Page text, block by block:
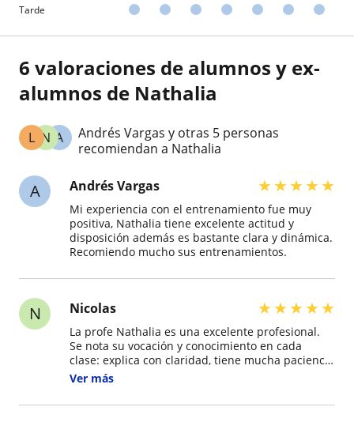
Tarde
6 valoraciones de alumnos y ex-
alumnos de Nathalia
A
N
L
Andrés Vargas y otras 5 personas
recomiendan a Nathalia
A Andrés Vargas ★★★★★
Mi experiencia con el entrenamiento fue muy
positiva, Nathalia tiene excelente actitud y
disposición además es bastante clara y dinámica.
Recomiendo mucho sus entrenamientos.
N Nicolas ★★★★★
La profe Nathalia es una excelente profesional.
Se nota su vocación y conocimiento en cada
clase: explica con claridad, tiene mucha paciencia
y sabe cómo motivar a cada persona según su
mi confianza en el agua y mi resistencia. Además,
Ver más